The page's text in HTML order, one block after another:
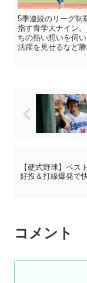
5季連続のリーグ制
指す青学大ナイン
ちの熱い想いを伺
活躍を見せるなど
【硬式野球】ベス
好投＆打線爆発で
コメント